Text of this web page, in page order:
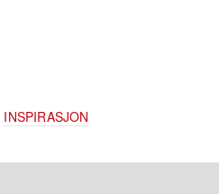
INSPIRASJON